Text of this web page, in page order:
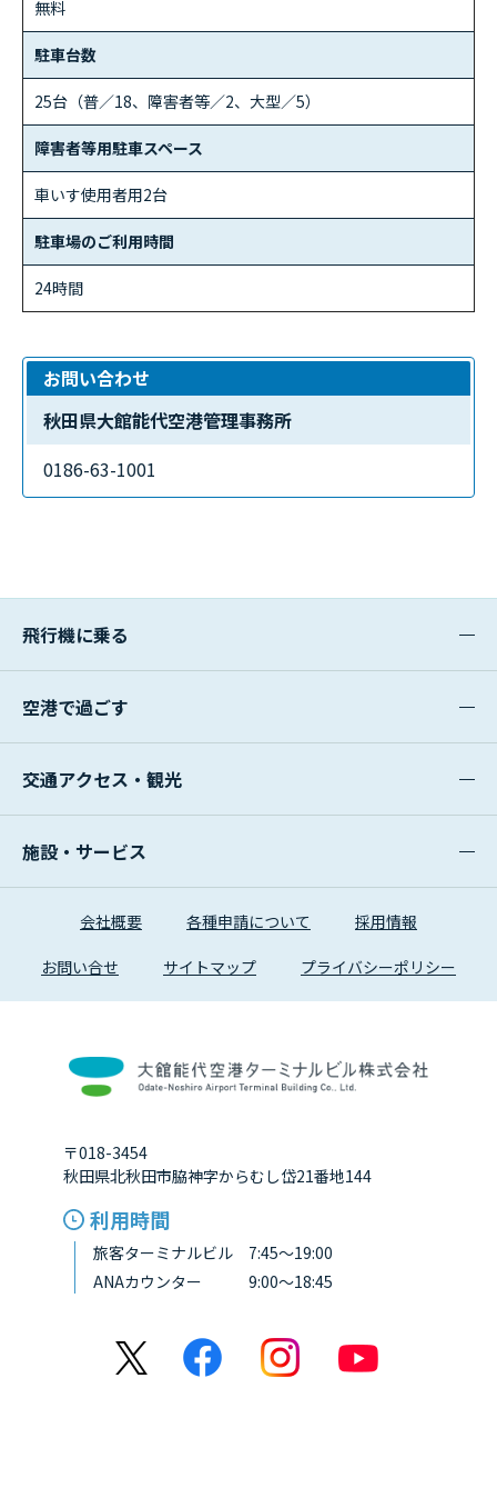
無料
駐車台数
25台（普／18、障害者等／2、大型／5）
障害者等用駐車スペース
車いす使用者用2台
駐車場のご利用時間
24時間
お問い合わせ
秋田県大館能代空港管理事務所
0186-63-1001
飛行機に乗る
空港で過ごす
交通アクセス・観光
施設・サービス
会社概要 各種申請について 採用情報
お問い合せ サイトマップ プライバシーポリシー
〒018-3454
秋田県北秋田市脇神字からむし岱21番地144
利用時間
旅客ターミナルビル 7:45～19:00
ANAカウンター 9:00～18:45